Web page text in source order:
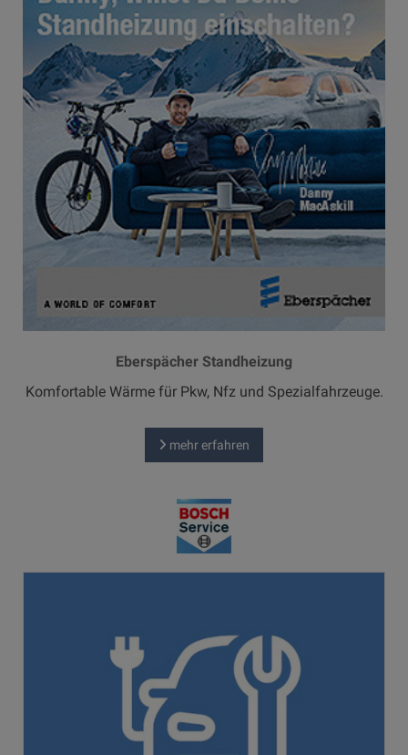
Eberspächer Standheizung
Komfortable Wärme für Pkw, Nfz und Spezialfahrzeuge.
mehr erfahren